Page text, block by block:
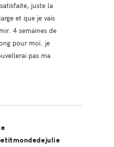
juste la
et que je vais
4 semaines de
pour moi. je
pas ma